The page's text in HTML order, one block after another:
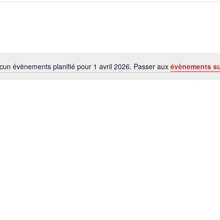
Notice
évènements planifié pour 1 avril 2026. Passer aux évènements